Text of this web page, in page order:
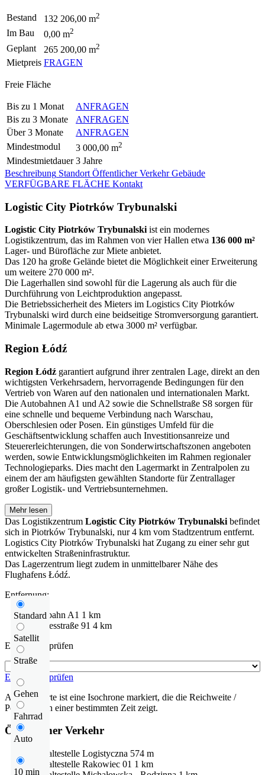
Bestand 132 206,00 m2
Im Bau 0,00 m2
Geplant 265 200,00 m2
Mietpreis FRAGEN
Freie Fläche
Bis zu 1 Monat
ANFRAGEN
Bis zu 3 Monate
ANFRAGEN
Über 3 Monate
ANFRAGEN
Mindestmodul
3 000,00 m2
Mindestmietdauer 3 Jahre
Beschreibung Standort Öffentlicher Verkehr Gebäude
VERFÜGBARE FLÄCHE Kontakt
Logistic City Piotrków Trybunalski
Logistic City Piotrków Trybunalski ist ein modernes
Logistikzentrum, das im Rahmen von vier Hallen etwa 136 000 m²
Lager- und Bürofläche zur Miete anbietet.
Das 120 ha große Gelände bietet die Möglichkeit einer Erweiterung
um weitere 270 000 m².
Die Lagerhallen sind sowohl für die Lagerung als auch für die
Durchführung von Leichtproduktion angepasst.
Die Betriebssicherheit des Mieters im Logistics City Piotrków
Trybunalski wird durch eine beidseitige Stromversorgung garantiert.
Minimale Lagermodule ab etwa 3000 m² verfügbar.
Region Łódź
Region Łódź garantiert aufgrund ihrer zentralen Lage, direkt an den
wichtigsten Verkehrsadern, hervorragende Bedingungen für den
Vertrieb von Waren auf den nationalen und internationalen Markt.
Die Autobahnen A1 und A2 sowie die Schnellstraße S8 sorgen für
eine schnelle und bequeme Verbindung nach Warschau,
Oberschlesien oder Posen. Ein günstiges Umfeld für die
Geschäftsentwicklung schaffen auch Investitionsanreize und
Steuererleichterungen, die von Sonderwirtschaftszonen angeboten
werden, sowie Entwicklungsmöglichkeiten im Rahmen regionaler
Technologieparks. Dies macht den Lagermarkt in Zentralpolen zu
einem der am häufigsten gewählten Standorte für Zentrallager
großer Logistik- und Vertriebsunternehmen.
Mehr lesen
Das Logistikzentrum Logistic City Piotrków Trybunalski befindet
sich in Piotrków Trybunalski, nur 4 km vom Stadtzentrum entfernt.
Logistics City Piotrków Trybunalski hat Zugang zu einer sehr gut
entwickelten Straßeninfrastruktur.
Das Lagerzentrum liegt zudem in unmittelbarer Nähe des
Flughafens Łódź.
Standard
Satellit
Straße
Gehen
Fahrrad
Auto
10 min
Entfernung:
Autobahn A1 1 km
Bundesstraße 91 4 km
Entfernung prüfen
Entfernung prüfen
Auf der Karte ist eine Isochrone markiert, die die Reichweite /
Pendelzeit in einer bestimmten Zeit zeigt.
Öffentlicher Verkehr
Bushaltestelle Logistyczna 574 m
Bushaltestelle Rakowiec 01 1 km